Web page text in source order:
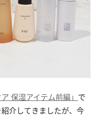
保湿アイテム前編」 で
介してきましたが、今